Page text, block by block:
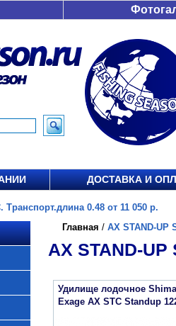
ДОСТАВКА И
Транспорт.длина 0.48 от 11 050 р.
Главная / AX STAND-UP
AX STAND-
Удилище лодочное
Exage AX STC Standup